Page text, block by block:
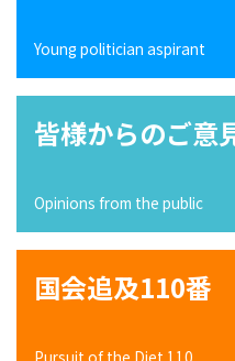
Young politician aspirant
皆様からのご意
Opinions from the public
国会追及110番